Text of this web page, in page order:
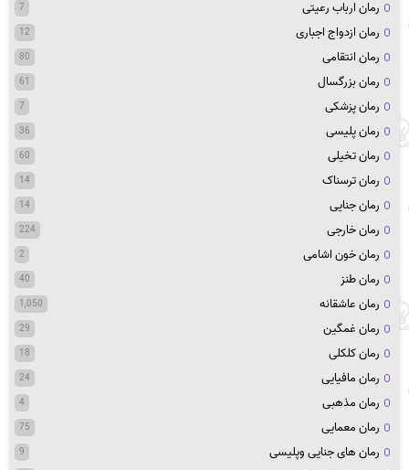
رمان ارباب رعیتی 7
رمان ازدواج اجباری 12
رمان انتقامی 80
رمان بزرگسال 61
رمان پزشکی 7
رمان پلیسی 36
رمان تخیلی 60
رمان ترسناک 14
رمان جنایی 14
رمان خارجی 224
رمان خون اشامی 2
رمان طنز 40
رمان عاشقانه 1,050
رمان غمگین 29
رمان کلکلی 18
رمان مافیایی 24
رمان مذهبی 4
رمان معمایی 75
رمان های جنایی وپلیسی 9